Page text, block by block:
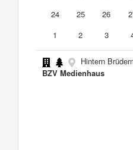
24
25 26
1
2 3
Hintern
BZV Medienhaus